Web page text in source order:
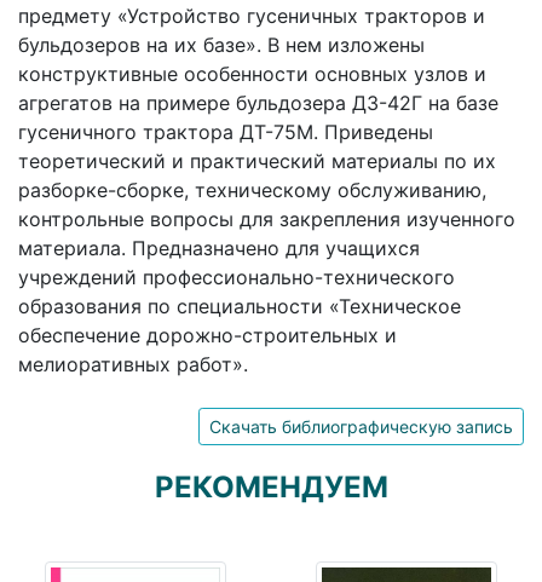
предмету «Устройство гусеничных тракторов и
бульдозеров на их базе». В нем изложены
конструктивные особенности основных узлов и
агрегатов на примере бульдозера ДЗ-42Г на базе
гусеничного трактора ДТ-75М. Приведены
теоретический и практический материалы по их
разборке-сборке, техническому обслуживанию,
контрольные вопросы для закрепления изученного
материала. Предназначено для учащихся
учреждений профессионально-технического
образования по специальности «Техническое
обеспечение дорожно-строительных и
мелиоративных работ».
Скачать библиографическую запись
РЕКОМЕНДУЕМ